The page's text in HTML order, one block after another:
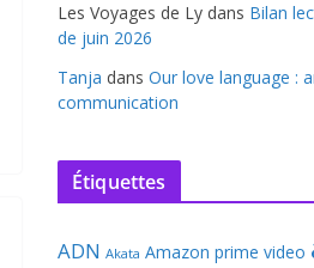
Les Voyages de Ly dans Bilan
de juin 2026
Tanja dans Our love language :
communication
Étiquettes
ADN Akata Amazon prime video